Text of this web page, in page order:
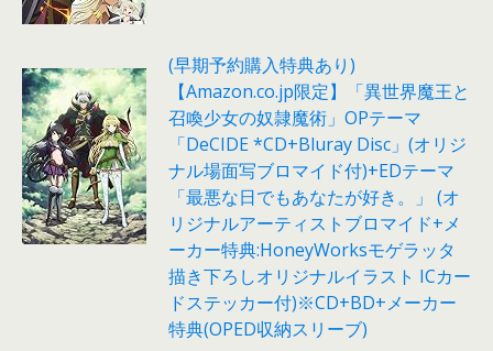
(早期予約購入特典あり)
【Amazon.co.jp限定】「異世界魔王と
召喚少女の奴隷魔術」OPテーマ
「DeCIDE *CD+Bluray Disc」(オリジ
ナル場面写ブロマイド付)+EDテーマ
「最悪な日でもあなたが好き。」 (オ
リジナルアーティストブロマイド+メ
ーカー特典:HoneyWorksモゲラッタ
描き下ろしオリジナルイラスト ICカー
ドステッカー付)※CD+BD+メーカー
特典(OPED収納スリーブ)